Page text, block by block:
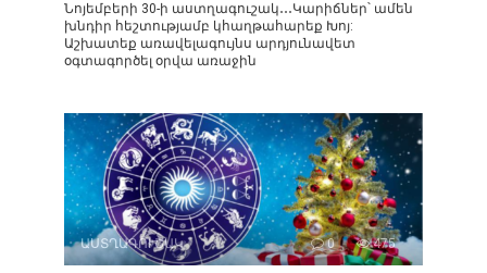
Նոյեմբերի 30-ի աստղագուշակ․․․Կարիճներ՝ ամեն
խնդիր հեշտությամբ կհաղթահարեք Խոյ:
Աշխատեք առավելագույնս արդյունավետ
օգտագործել օրվա առաջին
ԱՍՏՂԱԳՈՒՇԱԿ 0 475